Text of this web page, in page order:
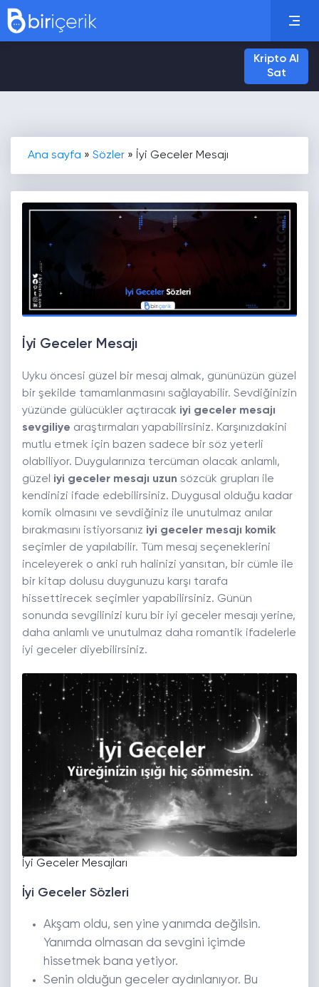
Kripto Al
Sat
Ana sayfa » Sözler » İyi Geceler Mesajı
İyi Geceler Mesajı
Uyku öncesi güzel bir mesaj almak, gününüzün güzel
bir şekilde tamamlanmasını sağlayabilir. Sevdiğinizin
yüzünde gülücükler açtıracak iyi geceler mesajı
sevgiliye araştırmaları yapabilirsiniz. Karşınızdakini
mutlu etmek için bazen sadece bir söz yeterli
olabiliyor. Duygularınıza tercüman olacak anlamlı,
güzel iyi geceler mesajı uzun sözcük grupları ile
kendinizi ifade edebilirsiniz. Duygusal olduğu kadar
komik olmasını ve sevdiğiniz ile unutulmaz anılar
bırakmasını istiyorsanız iyi geceler mesajı komik
seçimler de yapılabilir. Tüm mesaj seçeneklerini
inceleyerek o anki ruh halinizi yansıtan, bir cümle ile
bir kitap dolusu duygunuzu karşı tarafa
hissettirecek seçimler yapabilirsiniz. Günün
sonunda sevgilinizi kuru bir iyi geceler mesajı yerine,
daha anlamlı ve unutulmaz daha romantik ifadelerle
iyi geceler diyebilirsiniz.
İyi Geceler Mesajları
İyi Geceler Sözleri
Akşam oldu, sen yine yanımda değilsin.
Yanımda olmasan da sevgini içimde
hissetmek bana yetiyor.
Senin olduğun geceler aydınlanıyor. Bu